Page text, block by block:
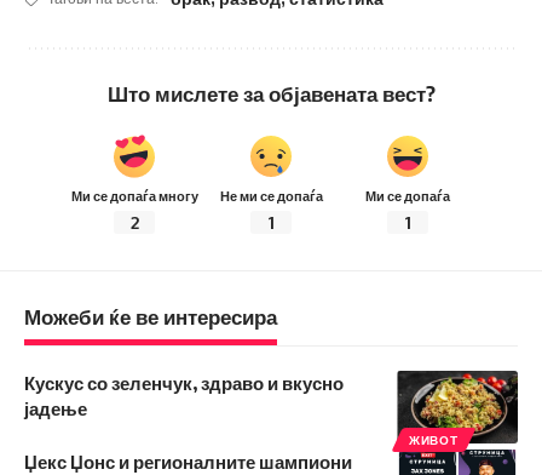
Што мислете за објавената вест?
Ми се допаѓа многу
2
Не ми се допаѓа
1
Ми се допаѓа
1
Можеби ќе ве интересира
ЖИВОТ
Кускус со зеленчук, здраво и вкусно
јадење
Џекс Џонс и регионалните шампиони